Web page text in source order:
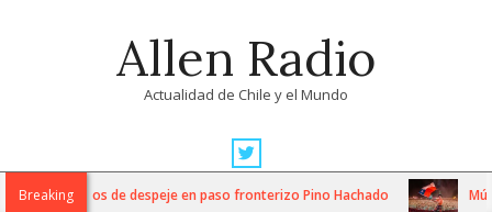
Allen Radio
Actualidad de Chile y el Mundo
Navigation
MenuBreaking
trabajos de despeje en paso fronterizo Pino Hachado